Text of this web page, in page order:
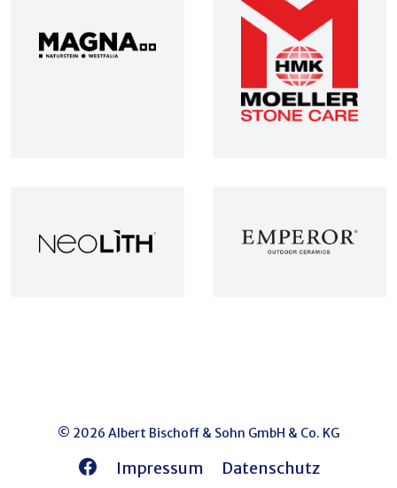
© 2026 Albert Bischoff & Sohn GmbH & Co. KG
FacebookImpressum Datenschutz